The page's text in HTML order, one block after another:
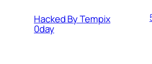
Hacked By Tempix
0day